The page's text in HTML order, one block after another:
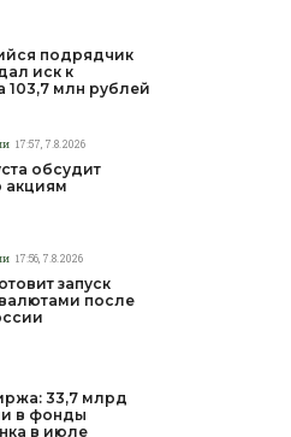
подрядчик
иск к
103,7 млн рублей
17:57, 7.8.2026
обсудит
акциям
17:56, 7.8.2026
запуск
после
33,7 млрд
в фонды
в июле